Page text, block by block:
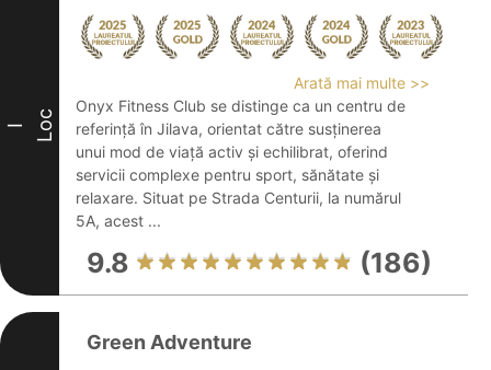
I Loc
Arată mai multe >>
Onyx Fitness Club se distinge ca un centru de
referință în Jilava, orientat către susținerea
unui mod de viață activ și echilibrat, oferind
servicii complexe pentru sport, sănătate și
relaxare. Situat pe Strada Centurii, la numărul
5A, acest ...
9.8 (186)
Green Adventure